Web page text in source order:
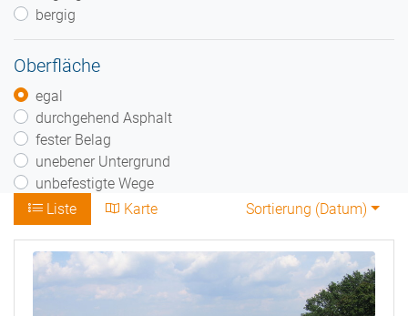
bergig
Oberfläche
egal
durchgehend Asphalt
fester Belag
unebener Untergrund
unbefestigte Wege
Liste
Karte Sortierung (Datum)